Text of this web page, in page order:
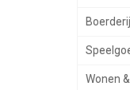
Wonen